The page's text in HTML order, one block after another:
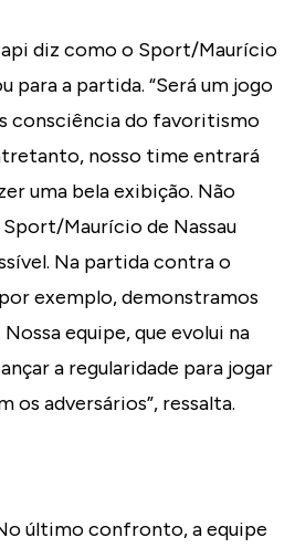
diz como o Sport/Maurício
para a partida. “Será um jogo
consciência do favoritismo
nosso time entrará
uma bela exibição. Não
Maurício de Nassau
Na partida contra o
exemplo, demonstramos
equipe, que evolui na
a regularidade para jogar
os adversários”, ressalta.
último confronto, a equipe